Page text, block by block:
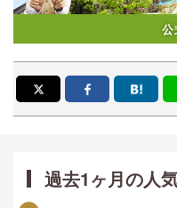
過去1ヶ月の人